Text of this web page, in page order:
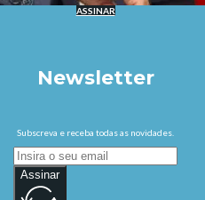
ASSINAR
Newsletter
Subscreva e receba todas as novidades.
Assinar